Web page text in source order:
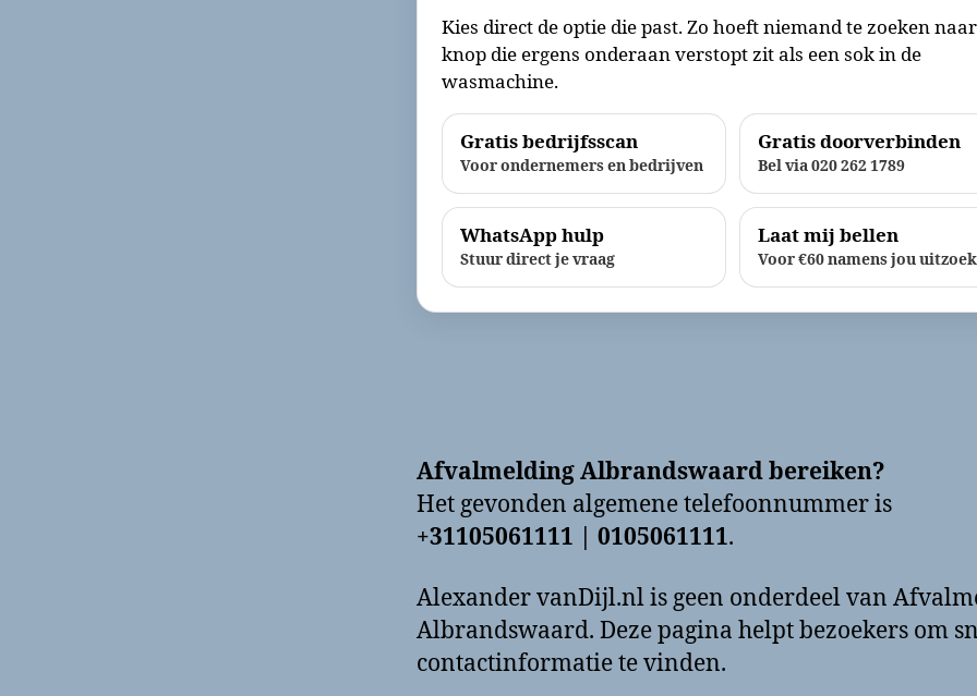
Kies direct de optie die past. Zo hoeft niemand te zoeken
knop die ergens onderaan verstopt zit als een sok in de
wasmachine.
Gratis bedrijfsscan
Voor ondernemers en bedrijven
Gratis doorverbinden
Bel via 020 262 1789
WhatsApp hulp
Stuur direct je vraag
Laat mij bellen
Voor €60 namens jou
Afvalmelding Albrandswaard bereiken?
Het gevonden algemene telefoonnummer is
+31105061111 | 0105061111.
Alexander vanDijl.nl is geen onderdeel van
Albrandswaard. Deze pagina helpt bezoekers om
contactinformatie te vinden.